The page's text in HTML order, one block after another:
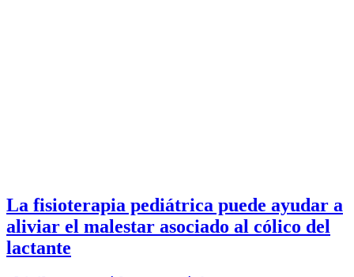
La fisioterapia pediátrica puede ayudar a
aliviar el malestar asociado al cólico del
lactante